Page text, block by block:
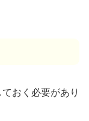
おく必要があり